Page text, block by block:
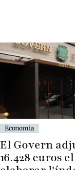
Economia
El Govern
16.428 euros